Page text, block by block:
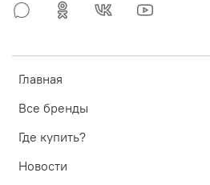
Главная
Все бренды
Где купить?
Новости